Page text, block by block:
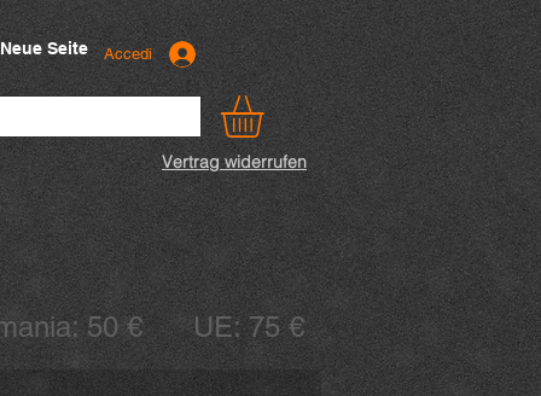
50 € UE: 75 €
Neue Seite Accedi
Vertrag widerrufen